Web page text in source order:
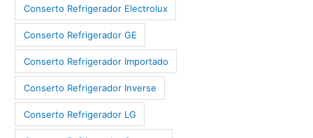
Conserto Refrigerador Electrolux
Conserto Refrigerador GE
Conserto Refrigerador Importado
Conserto Refrigerador Inverse
Conserto Refrigerador LG